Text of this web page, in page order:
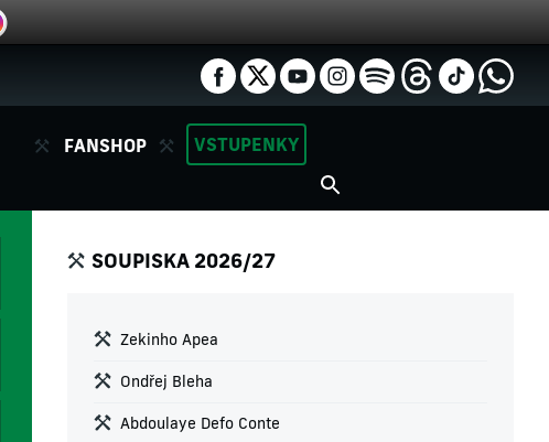
FANSHOP VSTUPENKY
SOUPISKA 2026/27
Zekinho Apea
Ondřej Bleha
Abdoulaye Defo Conte